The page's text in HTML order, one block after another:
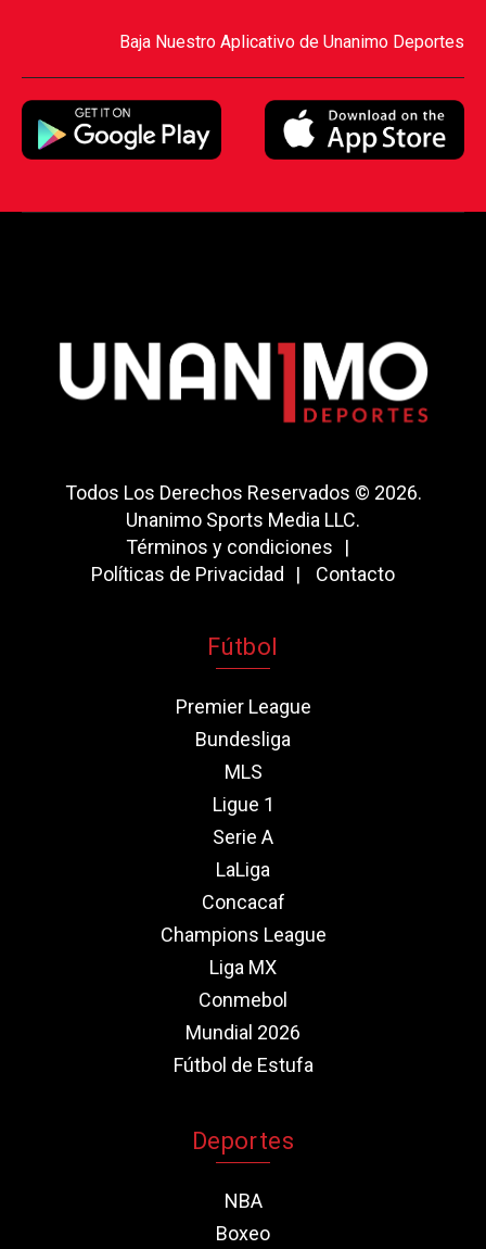
Baja Nuestro Aplicativo de Unanimo Deportes
Todos Los Derechos Reservados © 2026.
Unanimo Sports Media LLC.
Términos y condiciones
Políticas de Privacidad
Contacto
Fútbol
Premier League
Bundesliga
MLS
Ligue 1
Serie A
LaLiga
Concacaf
Champions League
Liga MX
Conmebol
Mundial 2026
Fútbol de Estufa
Deportes
NBA
Boxeo